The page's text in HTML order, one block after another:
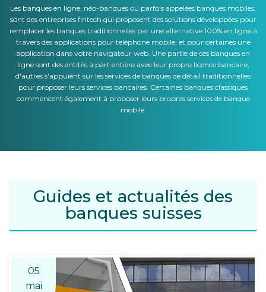
Les banques en ligne, néo-banques ou parfois appelées banques mobiles,
sont des entreprises fintech qui proposent des solutions développées pour
remplacer les banques traditionnelles par une alternative 100% en ligne à
travers des applications pour téléphone mobile, et pour certaines une
application dans votre navigateur web. Une partie de ces banques en
ligne sont des entités à part entière avec leur propre licence bancaire,
d'autres s'appuient sur les services de banques de détail traditionnelles
pour proposer leurs services bancaires. Certaines banques classiques
commencent également à proposer leurs propres services de banque
mobile.
Guides et actualités des
banques suisses
05
mai